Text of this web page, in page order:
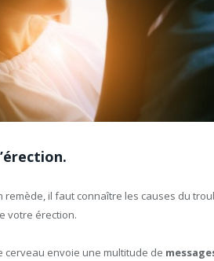
il faut connaître les causes du
votre érection.
cerveau envoie une multitude de